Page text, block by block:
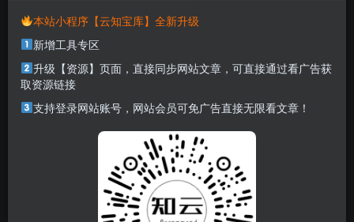
本站部分资源打包为压缩包以方便分享，涉及较多
击解压密码
课程目录
00【创刊词】你为什么要提升逻辑思辨力？.m4a
00【创刊词】你为什么要提升逻辑思辨力？.pdf
01【必备思维】学会思考比答案本身更重要.mp3
本站小程序【云知宝库】全新升级
新增工具专区
升级【资源】页面，直接同步网站文章，可直接通过看广告获
取资源链接
支持登录网站账号，网站会员可免广告直接无限看文章！